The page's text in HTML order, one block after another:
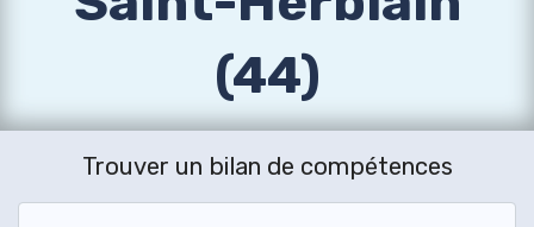
(44)
Trouver un bilan de compétences